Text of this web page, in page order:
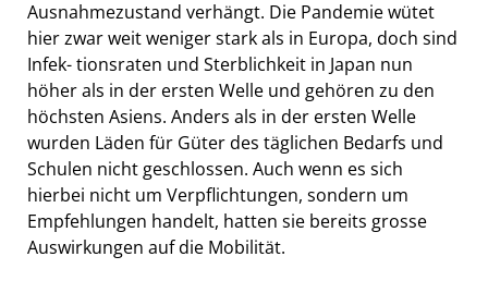
Ausnahmezustand verhängt. Die Pandemie wütet
hier zwar weit weniger stark als in Europa, doch sind
Infek- tionsraten und Sterblichkeit in Japan nun
höher als in der ersten Welle und gehören zu den
höchsten Asiens. Anders als in der ersten Welle
wurden Läden für Güter des täglichen Bedarfs und
Schulen nicht geschlossen. Auch wenn es sich
hierbei nicht um Verpflichtungen, sondern um
Empfehlungen handelt, hatten sie bereits grosse
Auswirkungen auf die Mobilität.